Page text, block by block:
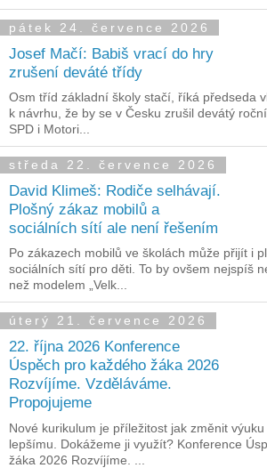
pátek 24. července 2026
Josef Mačí: Babiš vrací do hry
zrušení deváté třídy
Osm tříd základní školy stačí, říká předseda
k návrhu, že by se v Česku zrušil devátý
SPD i Motori...
středa 22. července 2026
David Klimeš: Rodiče selhávají.
Plošný zákaz mobilů a
sociálních sítí ale není řešením
Po zákazech mobilů ve školách může přijít i
sociálních sítí pro děti. To by ovšem nejspíš
než modelem „Velk...
úterý 21. července 2026
22. října 2026 Konference
Úspěch pro každého žáka 2026
Rozvíjíme. Vzděláváme.
Propojujeme
Nové kurikulum je příležitost jak změnit
lepšímu. Dokážeme ji využít? Konference
žáka 2026 Rozvíjíme. ...